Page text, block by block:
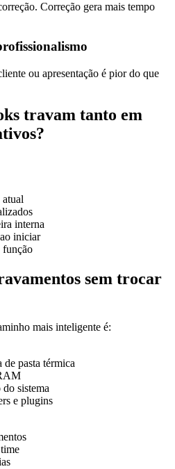
Correção gera mais tempo
ou apresentação é pior do que
travam tanto em
interna
iniciar
função
sem trocar
mais inteligente é:
pasta térmica
sistema
e plugins